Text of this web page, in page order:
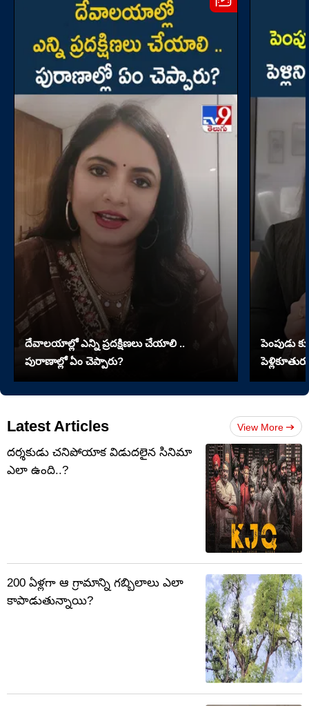
దేవాలయాల్లో ఎన్ని ప్రదక్షిణలు చేయాలి ..
పురాణాల్లో ఏం చెప్పారు?
పెంపుడు
పెళ్లికూతురు
Latest Articles View More
దర్శకుడు చనిపోయాక విడుదలైన సినిమా
ఎలా ఉంది..?
200 ఏళ్లగా ఆ గ్రామాన్ని గబ్బిలాలు ఎలా
కాపాడుతున్నాయి?